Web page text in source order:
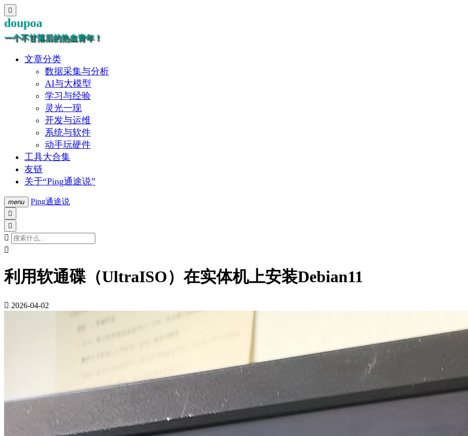

doupoa
一个不甘落后的热血青年！
文章分类
数据采集与分析
AI与大模型
学习与经验
灵光一现
开发与运维
系统与软件
动手玩硬件
工具大合集
友链
关于“Ping通途说”
menu Ping通途说




利用软通碟（UltraISO）在实体机上安装Debian11
 2026-04-02